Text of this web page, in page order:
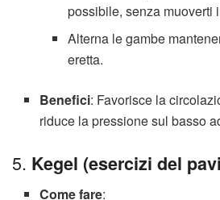
possibile, senza muoverti
Alterna le gambe
eretta.
Benefici: Favorisce la
riduce la pressione sul basso
5. Kegel (esercizi del
Come fare: